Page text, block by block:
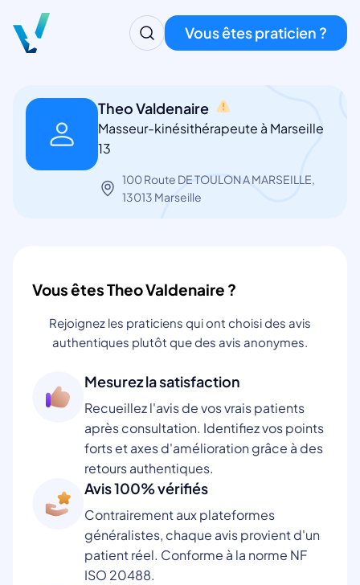
Vous êtes praticien ?
Theo Valdenaire
Masseur-kinésithérapeute à Marseille
13
100 Route DE TOULON A MARSEILLE,
13013 Marseille
Vous êtes Theo Valdenaire ?
Rejoignez les praticiens qui ont choisi des avis
authentiques plutôt que des avis anonymes.
Mesurez la satisfaction
Recueillez l'avis de vos vrais patients
après consultation. Identifiez vos points
forts et axes d'amélioration grâce à des
retours authentiques.
Avis 100% vérifiés
Contrairement aux plateformes
généralistes, chaque avis provient d'un
patient réel. Conforme à la norme NF
ISO 20488.